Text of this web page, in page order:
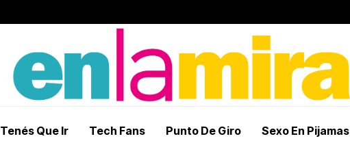
Tenés Que Ir Tech Fans Punto De Giro Sexo En Pijamas